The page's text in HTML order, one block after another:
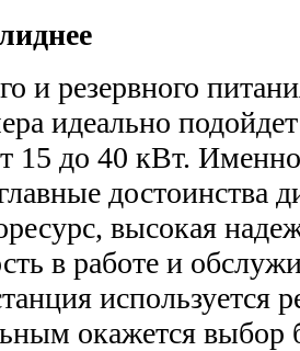
и резервного
идеально
15 до 40 кВт. Именно
достоинства
высокая
в работе и
используется
окажется выбор